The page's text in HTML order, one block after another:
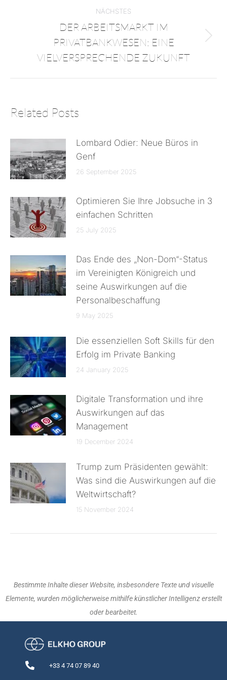
NÄCHSTES
DER ARBEITSMARKT IM
PRIVATBANKWESEN: EINE
VIELVERSPRECHENDE ZUKUNFT
Related Posts
Lombard Odier: Neue Büros in
Genf
26 September 2025
Optimieren Sie Ihre Jobsuche in 3
einfachen Schritten
25 July 2025
Das Ende des „Non-Dom“-Status
im Vereinigten Königreich und
seine Auswirkungen auf die
Personalbeschaffung
9 May 2025
Die essenziellen Soft Skills für den
Erfolg im Private Banking
24 January 2025
Digitale Transformation und ihre
Auswirkungen auf das
Management
19 December 2024
Trump zum Präsidenten gewählt:
Was sind die Auswirkungen auf die
Weltwirtschaft?
15 November 2024
Bestimmte Inhalte dieser Website, insbesondere Texte und visuelle
Elemente, wurden möglicherweise mithilfe künstlicher Intelligenz erstellt
oder bearbeitet.
+33 4 74 07 89 40